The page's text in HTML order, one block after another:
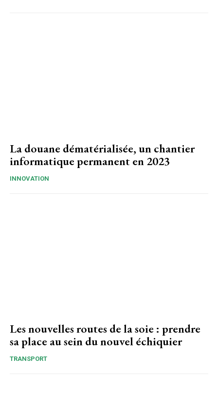
La douane dématérialisée, un chantier
informatique permanent en 2023
INNOVATION
Les nouvelles routes de la soie : prendre
sa place au sein du nouvel échiquier
TRANSPORT